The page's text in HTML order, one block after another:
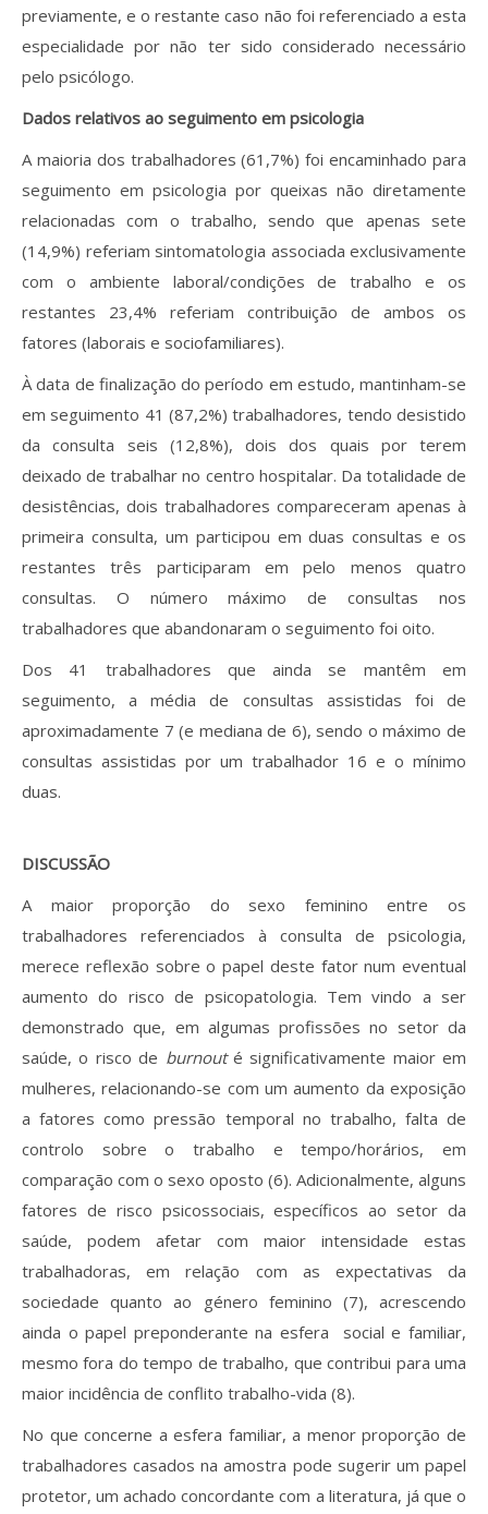
previamente, e o restante caso não foi referenciado a esta
especialidade por não ter sido considerado necessário
pelo psicólogo.
Dados relativos ao seguimento em psicologia
A maioria dos trabalhadores (61,7%) foi encaminhado para
seguimento em psicologia por queixas não diretamente
relacionadas com o trabalho, sendo que apenas sete
(14,9%) referiam sintomatologia associada exclusivamente
com o ambiente laboral/condições de trabalho e os
restantes 23,4% referiam contribuição de ambos os
fatores (laborais e sociofamiliares).
À data de finalização do período em estudo, mantinham-se
em seguimento 41 (87,2%) trabalhadores, tendo desistido
da consulta seis (12,8%), dois dos quais por terem
deixado de trabalhar no centro hospitalar. Da totalidade de
desistências, dois trabalhadores compareceram apenas à
primeira consulta, um participou em duas consultas e os
restantes três participaram em pelo menos quatro
consultas. O número máximo de consultas nos
trabalhadores que abandonaram o seguimento foi oito.
Dos 41 trabalhadores que ainda se mantêm em
seguimento, a média de consultas assistidas foi de
aproximadamente 7 (e mediana de 6), sendo o máximo de
consultas assistidas por um trabalhador 16 e o mínimo
duas.
DISCUSSÃO
A maior proporção do sexo feminino entre os
trabalhadores referenciados à consulta de psicologia,
merece reflexão sobre o papel deste fator num eventual
aumento do risco de psicopatologia. Tem vindo a ser
demonstrado que, em algumas profissões no setor da
saúde, o risco de burnouté significativamente maior em
mulheres, relacionando-se com um aumento da exposição
a fatores como pressão temporal no trabalho, falta de
controlo sobre o trabalho e tempo/horários, em
comparação com o sexo oposto (6). Adicionalmente, alguns
fatores de risco psicossociais, específicos ao setor da
saúde, podem afetar com maior intensidade estas
trabalhadoras, em relação com as expectativas da
sociedade quanto ao género feminino (7), acrescendo
ainda o papel preponderante na esfera social e familiar,
mesmo fora do tempo de trabalho, que contribui para uma
maior incidência de conflito trabalho-vida (8).
No que concerne a esfera familiar, a menor proporção de
trabalhadores casados na amostra pode sugerir um papel
protetor, um achado concordante com a literatura, já que o